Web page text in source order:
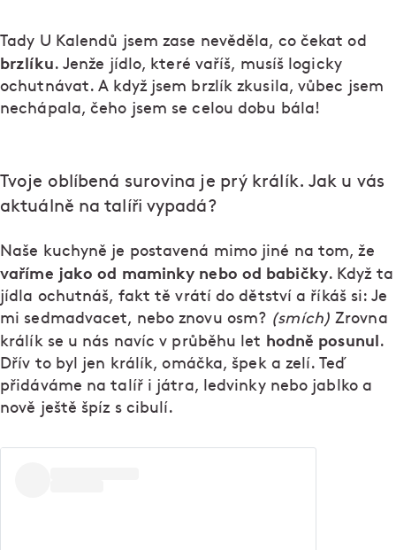
Tady U Kalendů jsem zase nevěděla, co čekat od
brzlíku. Jenže jídlo, které vaříš, musíš logicky
ochutnávat. A když jsem brzlík zkusila, vůbec jsem
nechápala, čeho jsem se celou dobu bála!
Tvoje oblíbená surovina je prý králík. Jak u vás
aktuálně na talíři vypadá?
Naše kuchyně je postavená mimo jiné na tom, že
vaříme jako od maminky nebo od babičky. Když ta
jídla ochutnáš, fakt tě vrátí do dětství a říkáš si: Je
mi sedmadvacet, nebo znovu osm? (smích)Zrovna
králík se u nás navíc v průběhu let hodně posunul.
Dřív to byl jen králík, omáčka, špek a zelí. Teď
přidáváme na talíř i játra, ledvinky nebo jablko a
nově ještě špíz s cibulí.